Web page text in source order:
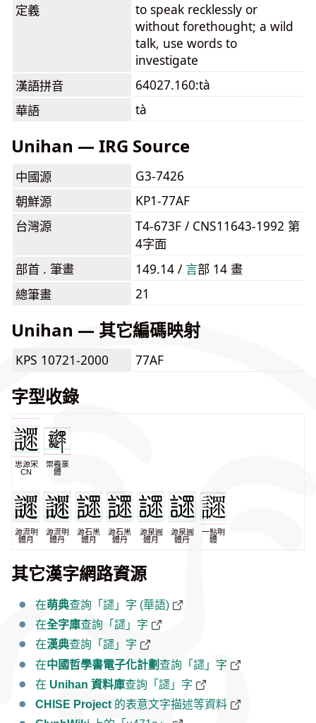
定義
to speak recklessly or
without forethought; a wild
talk, use words to
investigate
漢語拼音
64027.160:tà
華語
tà
Unihan — IRG Source
中國源
G3-7426
朝鮮源
KP1-77AF
台灣源
T4-673F / CNS11643-1992 第
4字面
部首 . 筆畫
149.14 / ⾔部 14 畫
總筆畫
21
Unihan — 其它編碼映射
KPS 10721-2000 77AF
字型收錄
思源宋
CN
崇羲篆
體
源流明
體月
源流明
體丹
源石黑
體月
源石黑
體丹
源泉圓
體月
源泉圓
體丹
一點明
體
其它漢字網路資源
在萌典查詢「䜚」字 (華語)
在全字庫查詢「䜚」字
在漢典查詢「䜚」字
在中國哲學書電子化計劃查詢「䜚」字
在 Unihan 資料庫查詢「䜚」字
CHISE Project 的表意文字描述等資料